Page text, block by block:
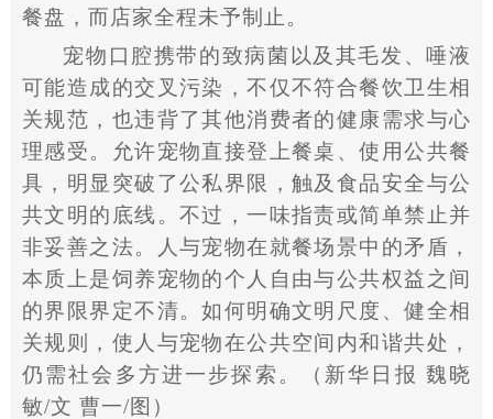
餐盘，而店家全程未予制止。
宠物口腔携带的致病菌以及其毛发、唾液
可能造成的交叉污染，不仅不符合餐饮卫生相
关规范，也违背了其他消费者的健康需求与心
理感受。允许宠物直接登上餐桌、使用公共餐
具，明显突破了公私界限，触及食品安全与公
共文明的底线。不过，一味指责或简单禁止并
非妥善之法。人与宠物在就餐场景中的矛盾，
本质上是饲养宠物的个人自由与公共权益之间
的界限界定不清。如何明确文明尺度、健全相
关规则，使人与宠物在公共空间内和谐共处，
仍需社会多方进一步探索。
（ 新华日报 魏晓
敏/文 曹一/图 ）